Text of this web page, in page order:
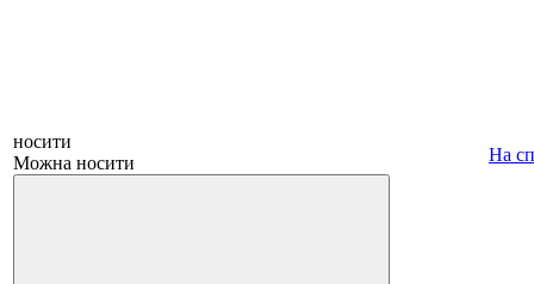
носити
Можна носити
На